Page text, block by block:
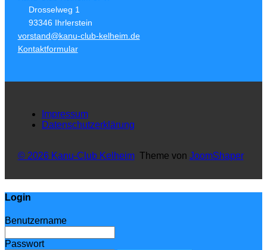
Drosselweg 1
93346 Ihrlerstein
vorstand@kanu-club-kelheim.de
Kontaktformular
Impressum
Datenschutzerklärung
© 2026 Kanu-Club KelheimTheme von JoomShaper
Login
Benutzername
Passwort